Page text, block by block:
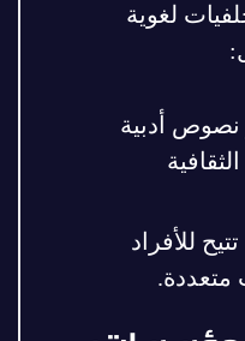
لغوية
أدبية
للأفراد
متعددة.